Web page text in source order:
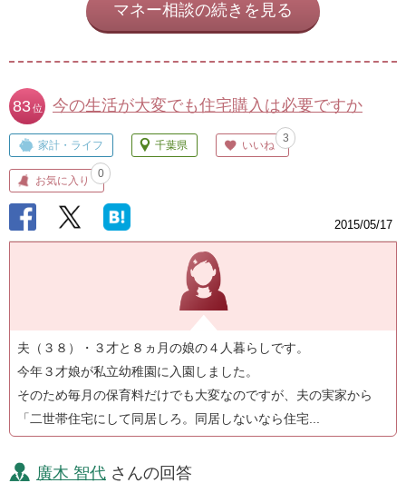
マネー相談の続きを見る
今の生活が大変でも住宅購入は必要ですか
83 位
家計・ライフ 千葉県 いいね
3
お気に入り
0
2015/05/17
夫（３８）・３才と８ヵ月の娘の４人暮らしです。
今年３才娘が私立幼稚園に入園しました。
そのため毎月の保育料だけでも大変なのですが、夫の実家から
「二世帯住宅にして同居しろ。同居しないなら住宅...
廣木 智代 さんの回答